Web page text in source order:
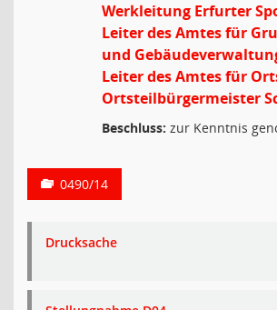
Werkleitung Erfurter
Leiter des Amtes für
und
Leiter des Amtes für
Ortsteilbürgermeister
Beschluss: zur Kenntnis
0490/14
Drucksache